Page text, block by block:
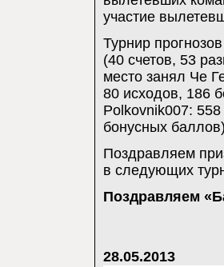
участие
Турнир
(40 счетов, 53
место занял Че
80 исходов, 186
Polkovnik007:
бонусных
Поздравляем
в следующих
Поздравляем
28.05.2013